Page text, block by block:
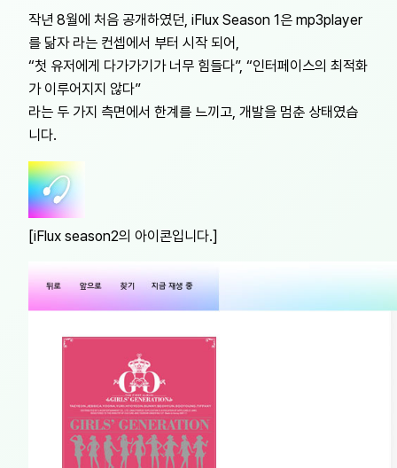
작년 8월에 처음 공개하였던, iFlux Season 1은 mp3player
를 닮자 라는 컨셉에서 부터 시작 되어,
“첫 유저에게 다가가기가 너무 힘들다”, “인터페이스의 최적화
가 이루어지지 않다”
라는 두 가지 측면에서 한계를 느끼고, 개발을 멈춘 상태였습
니다.
[iFlux season2의 아이콘입니다.]